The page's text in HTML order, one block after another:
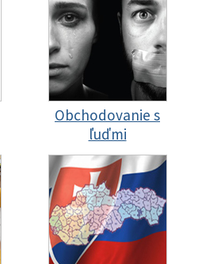
Obchodovanie s
ľuďmi